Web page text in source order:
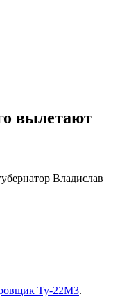
вылетают
Владислав
Ту-22М3.